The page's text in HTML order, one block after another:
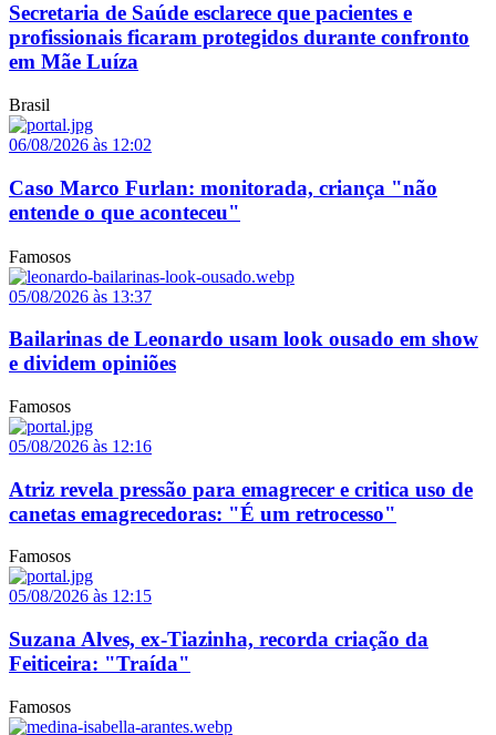
Secretaria de Saúde esclarece que pacientes e
profissionais ficaram protegidos durante confronto
em Mãe Luíza
Brasil
06/08/2026 às 12:02
Caso Marco Furlan: monitorada, criança "não
entende o que aconteceu"
Famosos
05/08/2026 às 13:37
Bailarinas de Leonardo usam look ousado em show
e dividem opiniões
Famosos
05/08/2026 às 12:16
Atriz revela pressão para emagrecer e critica uso de
canetas emagrecedoras: "É um retrocesso"
Famosos
05/08/2026 às 12:15
Suzana Alves, ex-Tiazinha, recorda criação da
Feiticeira: "Traída"
Famosos